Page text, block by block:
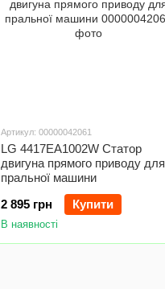
Артикул: 00000042061
LG 4417EA1002W Статор
двигуна прямого приводу для
пральної машини
2 895 грн
Купити
В наявності